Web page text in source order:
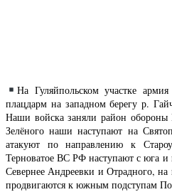
На Гуляйпольском участке
плацдарм на западном берегу р.
Наши войска заняли район
Зелёного наши наступают на
атакуют по направлению к
Терноватое ВС РФ наступают с юга и
Севернее Андреевки и Отрадного,
продвигаются к южным подступам